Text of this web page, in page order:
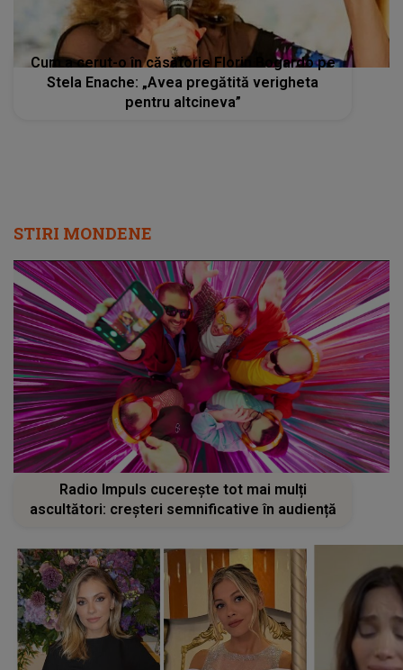
Cum a cerut-o în căsătorie Florin Bogardo pe
Stela Enache: „Avea pregătită verigheta
pentru altcineva”
STIRI MONDENE
Radio Impuls cucerește tot mai mulți
ascultători: creșteri semnificative în audiență